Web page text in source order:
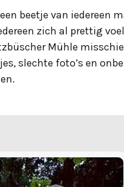
beetje van iedereen
zich al prettig
Mühle
slechte foto’s en